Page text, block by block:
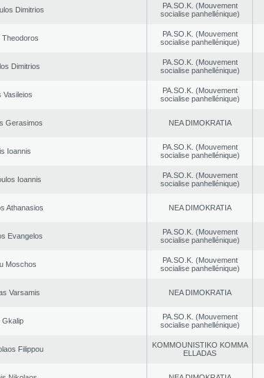
Dimitrios
PA.SO.K. (Mouvement
socialise panhellénique)
Theodoros
PA.SO.K. (Mouvement
socialise panhellénique)
Dimitrios
PA.SO.K. (Mouvement
socialise panhellénique)
Vasileios
PA.SO.K. (Mouvement
socialise panhellénique)
Gerasimos NEA DΙMOKRATIA
Ioannis
PA.SO.K. (Mouvement
socialise panhellénique)
Ioannis
PA.SO.K. (Mouvement
socialise panhellénique)
Athanasios NEA DΙMOKRATIA
Evangelos
PA.SO.K. (Mouvement
socialise panhellénique)
Moschos
PA.SO.K. (Mouvement
socialise panhellénique)
Varsamis NEA DΙMOKRATIA
Gkalip
PA.SO.K. (Mouvement
socialise panhellénique)
Filippou
KOMMOUNISTIKO KOMMA
ELLADAS